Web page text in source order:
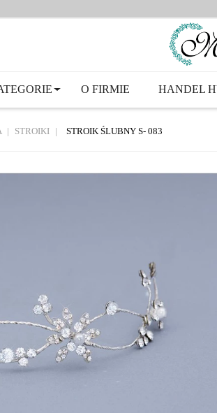
O FIRMIE HANDEL
STROIKI STROIK ŚLUBNY S- 083